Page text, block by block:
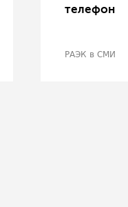
телефон
РАЭК в СМИ